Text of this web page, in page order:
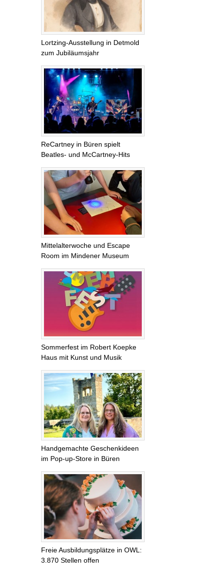
Lortzing-Ausstellung in Detmold
zum Jubiläumsjahr
ReCartney in Büren spielt
Beatles- und McCartney-Hits
Mittelalterwoche und Escape
Room im Mindener Museum
Sommerfest im Robert Koepke
Haus mit Kunst und Musik
Handgemachte Geschenkideen
im Pop-up-Store in Büren
Freie Ausbildungsplätze in OWL:
3.870 Stellen offen